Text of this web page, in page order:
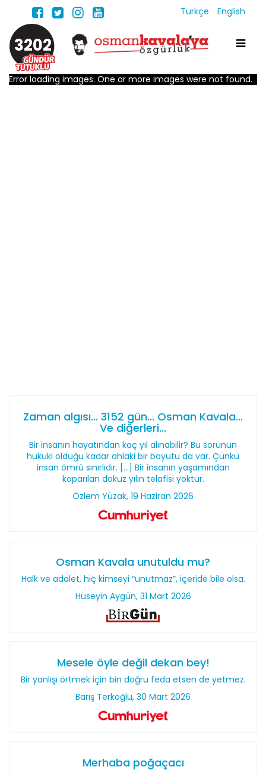
Türkçe English
3202
Error loading images. One or more images were not found.
Zaman algısı... 3152 gün... Osman Kavala...
Ve diğerleri...
Bir insanın hayatından kaç yıl alınabilir? Bu sorunun
hukuki olduğu kadar ahlaki bir boyutu da var. Çünkü
insan ömrü sınırlıdır. [...] Bir insanın yaşamından
koparılan dokuz yılın telafisi yoktur.
Özlem Yüzak, 19 Haziran 2026
Osman Kavala unutuldu mu?
Halk ve adalet, hiç kimseyi “unutmaz”, içeride bile olsa.
Hüseyin Aygün, 31 Mart 2026
Mesele öyle değil dekan bey!
Bir yanlışı örtmek için bin doğru feda etsen de yetmez.
Barış Terkoğlu, 30 Mart 2026
Merhaba poğaçacı